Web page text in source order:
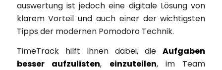
auswertung ist jedoch eine digitale Lösung von
klarem Vorteil und auch einer der wichtigsten
Tipps der modernen Pomodoro Technik.
TimeTrack hilft Ihnen dabei, dieAufgaben
besser aufzulisten, einzuteilen, im Team